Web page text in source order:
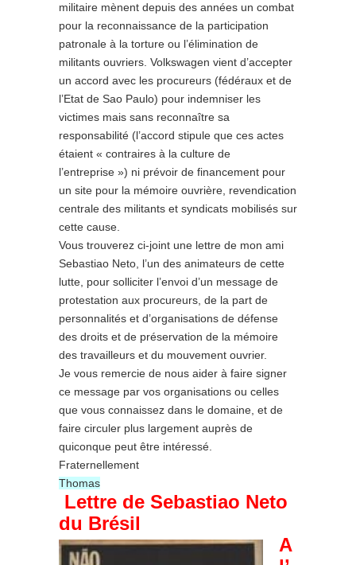
militaire mènent depuis des années un combat
pour la reconnaissance de la participation
patronale à la torture ou l’élimination de
militants ouvriers. Volkswagen vient d’accepter
un accord avec les procureurs (fédéraux et de
l’Etat de Sao Paulo) pour indemniser les
victimes mais sans reconnaître sa
responsabilité (l’accord stipule que ces actes
étaient « contraires à la culture de
l’entreprise ») ni prévoir de financement pour
un site pour la mémoire ouvrière, revendication
centrale des militants et syndicats mobilisés sur
cette cause.
Vous trouverez ci-joint une lettre de mon ami
Sebastiao Neto, l’un des animateurs de cette
lutte, pour solliciter l’envoi d’un message de
protestation aux procureurs, de la part de
personnalités et d’organisations de défense
des droits et de préservation de la mémoire
des travailleurs et du mouvement ouvrier.
Je vous remercie de nous aider à faire signer
ce message par vos organisations ou celles
que vous connaissez dans le domaine, et de
faire circuler plus largement auprès de
quiconque peut être intéressé.
Fraternellement
Thomas
Lettre de Sebastiao Neto
du Brésil
A